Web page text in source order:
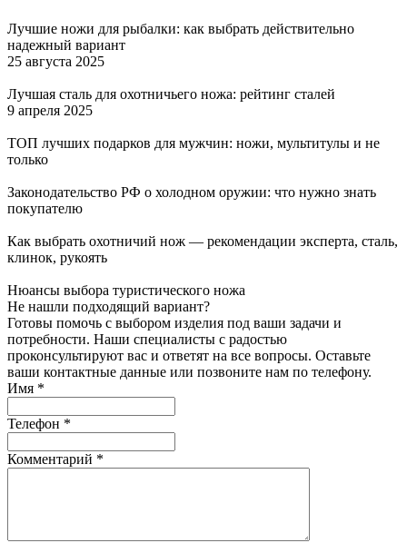
Лучшие ножи для рыбалки: как выбрать действительно
надежный вариант
25 августа 2025
Лучшая сталь для охотничьего ножа: рейтинг сталей
9 апреля 2025
ТОП лучших подарков для мужчин: ножи, мультитулы и не
только
Законодательство РФ о холодном оружии: что нужно знать
покупателю
Как выбрать охотничий нож — рекомендации эксперта, сталь,
клинок, рукоять
Нюансы выбора туристического ножа
Не нашли подходящий вариант?
Готовы помочь с выбором изделия под ваши задачи и
потребности. Наши специалисты с радостью
проконсультируют вас и ответят на все вопросы. Оставьте
ваши контактные данные или позвоните нам по телефону.
Имя *
Телефон *
Комментарий *